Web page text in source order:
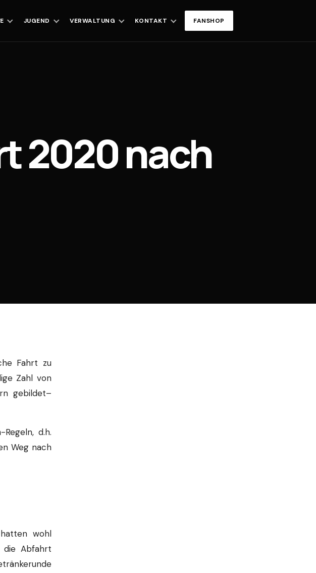
JUGEND VERWALTUNG KONTAKT FANSHOP
2020 nach
Fahrt zu
Zahl von
gebildet–
d.h.
Weg nach
wohl
die Abfahrt